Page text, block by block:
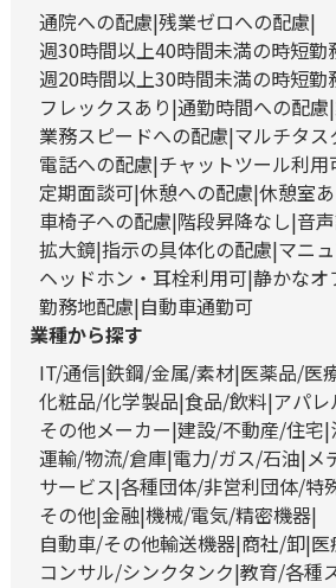
通院への配慮 残業ゼロへの配慮
週30時間以上40時間未満の時短勤
週20時間以上30時間未満の時短勤
フレックスあり 通勤時間への配慮
業務スピードへの配慮 マルチタス
電話への配慮 チャットツール利用
定期面談可 休憩への配慮 休憩室
車椅子への配慮 階段昇降なし 音
拡大鏡 指示の具体化の配慮 マニ
ヘッドホン・耳栓利用可 静かなオ
勤務地配慮 自動車通勤可
業種から探す
IT/通信 鉄鋼/金属/素材 医薬品/医
化粧品/化学製品 食品/飲料 アパ
その他メーカー 建設/不動産/住宅
運輸/物流/倉庫 電力/ガス/石油 メ
サービス 各種団体/非営利団体/特
その他 金融 機械/電気/精密機器
自動車/その他輸送機器 商社/卸
コンサル/シンクタンク 教育/各種